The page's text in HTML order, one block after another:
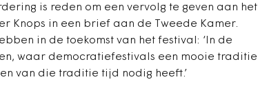
is reden om een vervolg te geven aan het
Knops in een brief aan de Tweede Kamer.
in de toekomst van het festival: ‘In de
waar democratiefestivals een mooie traditie
van die traditie tijd nodig heeft.’